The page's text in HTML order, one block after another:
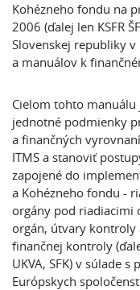
Kohézneho fondu na
2006 (ďalej len KSFR
Slovenskej republiky
a manuálov k
Cielom tohto
jednotné podmienky
a finančných
ITMS a stanoviť
zapojené do
a Kohézneho fondu -
orgány pod riadiacimi
orgán, útvary
finančnej kontroly
UKVA, SFK) v súlade
Európskych